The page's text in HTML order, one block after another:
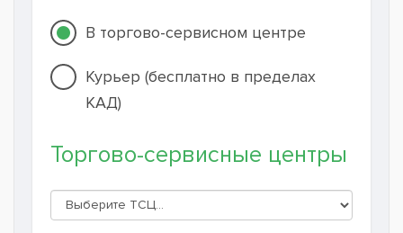
В торгово-сервисном центре
Курьер (бесплатно в пределах
КАД)
Торгово-сервисные центры